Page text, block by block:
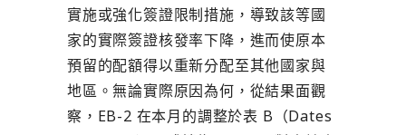
實施或強化簽證限制措施，導致該等國
家的實際簽證核發率下降，進而使原本
預留的配額得以重新分配至其他國家與
地區。無論實際原因為何，從結果面觀
察，EB-2 在本月的調整於表 B（Dates